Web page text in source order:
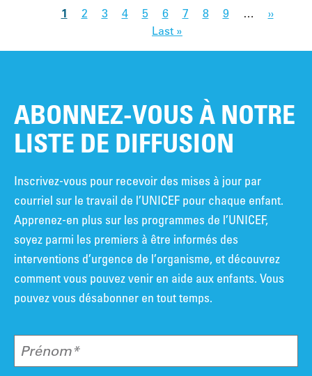
1 2 3 4 5 6 7 8 9 …
››
Last »
ABONNEZ-VOUS À NOTRE
LISTE DE DIFFUSION
Inscrivez-vous pour recevoir des mises à jour par
courriel sur le travail de l’UNICEF pour chaque enfant.
Apprenez-en plus sur les programmes de l’UNICEF,
soyez parmi les premiers à être informés des
interventions d’urgence de l’organisme, et découvrez
comment vous pouvez venir en aide aux enfants. Vous
pouvez vous désabonner en tout temps.
Prénom*